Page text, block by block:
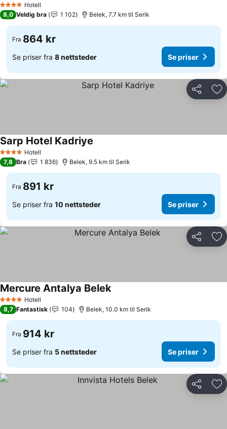
4 StjernerHotell
8,0 Veldig bra 1 102 Belek, 7.7 km til Serik
Fra 864 kr
Se priser fra 8 nettsteder Se priser
Del
4 StjernerHotell
Sarp Hotel Kadriye
7,8 Bra 1 836 Belek, 9.5 km til Serik
Fra 891 kr
Se priser fra 10 nettsteder Se priser
Del
4 StjernerHotell
Mercure Antalya Belek
8,7 Fantastisk 104 Belek, 10.0 km til Serik
Fra 914 kr
Se priser fra 5 nettsteder Se priser
Del